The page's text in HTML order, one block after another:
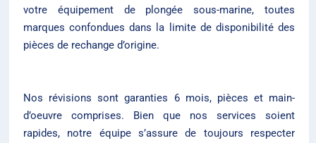
votre équipement de plongée sous-marine, toutes
marques confondues dans la limite de disponibilité des
pièces de rechange d’origine.
Nos révisions sont garanties 6 mois, pièces et main-
d’oeuvre comprises. Bien que nos services soient
rapides, notre équipe s’assure de toujours respecter